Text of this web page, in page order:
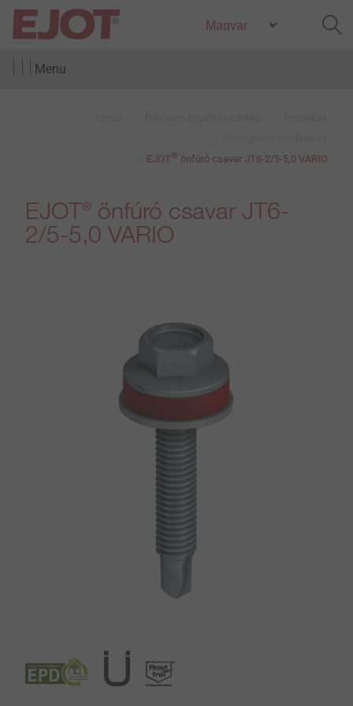
Menu
EJOT® önfúró csavar JT6-2/5-5,0 VARIO
EJOT® önfúró csavar JT6-
2/5-5,0 VARIO